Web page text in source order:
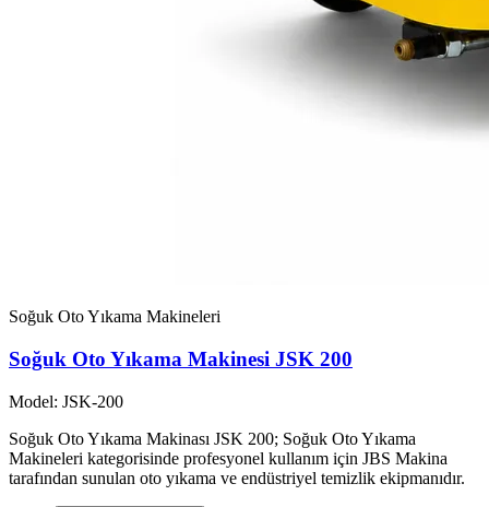
Soğuk Oto Yıkama Makineleri
Soğuk Oto Yıkama Makinesi JSK 200
Model: JSK-200
Soğuk Oto Yıkama Makinası JSK 200; Soğuk Oto Yıkama
Makineleri kategorisinde profesyonel kullanım için JBS Makina
tarafından sunulan oto yıkama ve endüstriyel temizlik ekipmanıdır.